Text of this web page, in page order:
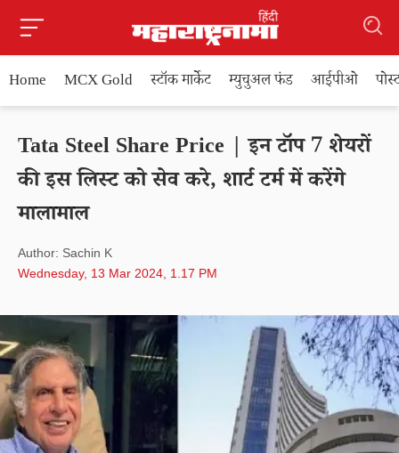
Home MCX Gold स्टॉक मार्केट म्युचुअल फंड आईपीओ
Tata Steel Share Price | इन टॉप 7 शेयरों
की इस लिस्ट को सेव करे, शार्ट टर्म में करेंगे
मालामाल
Author: Sachin K
Wednesday, 13 Mar 2024, 1.17 PM